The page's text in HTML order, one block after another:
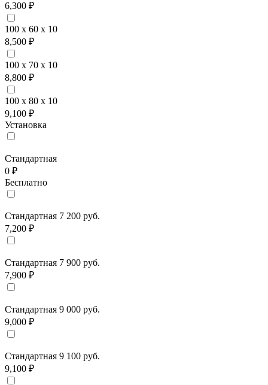
6,300 ₽
100 x 60 x 10
8,500 ₽
100 x 70 x 10
8,800 ₽
100 x 80 x 10
9,100 ₽
Установка
Стандартная
0 ₽
Бесплатно
Стандартная 7 200 руб.
7,200 ₽
Стандартная 7 900 руб.
7,900 ₽
Стандартная 9 000 руб.
9,000 ₽
Стандартная 9 100 руб.
9,100 ₽